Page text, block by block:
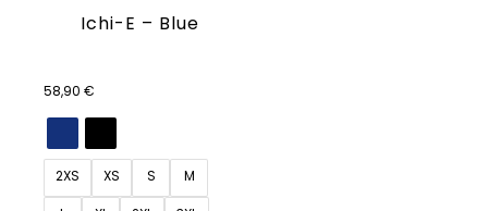
Ichi-E – Blue
58,90 €
2XS XS S
M